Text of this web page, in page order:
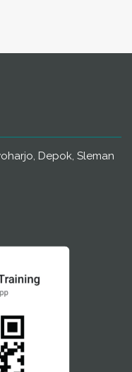
Depok, Sleman